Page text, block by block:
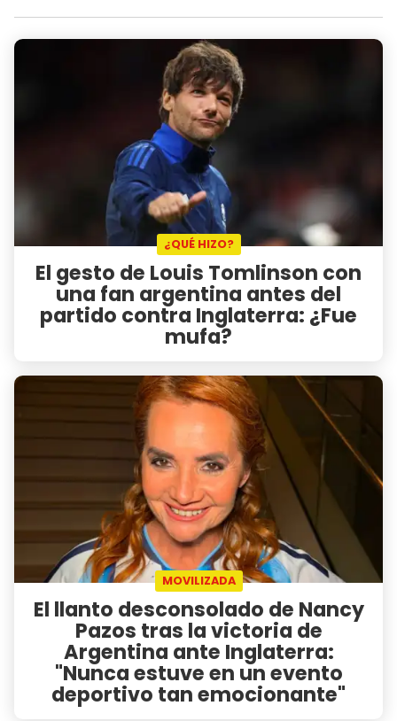
¿QUÉ HIZO?
El gesto de Louis Tomlinson con
una fan argentina antes del
partido contra Inglaterra: ¿Fue
mufa?
MOVILIZADA
El llanto desconsolado de Nancy
Pazos tras la victoria de
Argentina ante Inglaterra:
"Nunca estuve en un evento
deportivo tan emocionante"